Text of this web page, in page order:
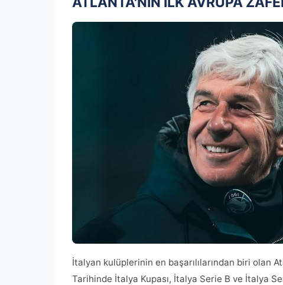
İtalyan kulüplerinin en başarılılarından biri olan
Tarihinde İtalya Kupası, İtalya Serie B ve İtalya